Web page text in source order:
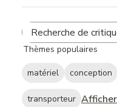
Search
reviews
Thèmes populaires
matériel conception
transporteur